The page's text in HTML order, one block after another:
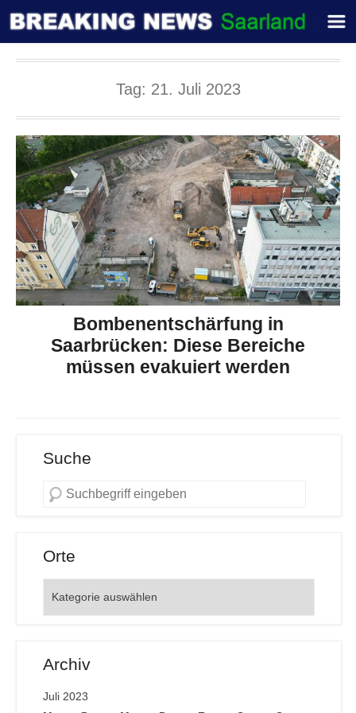
Tag: 21. Juli 2023
Bombenentschärfung in
Saarbrücken: Diese Bereiche
müssen evakuiert werden
Suche
Orte
Archiv
Juli 2023